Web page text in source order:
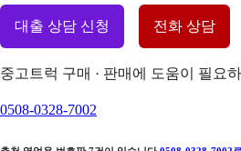
대출 상담 신청 전화 상담
중고트럭 구매 · 판매에 도움이 필요
0508-0328-7002